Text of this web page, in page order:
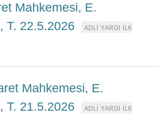
Mahkemesi, E.
T. 22.5.2026
Mahkemesi, E.
T. 21.5.2026